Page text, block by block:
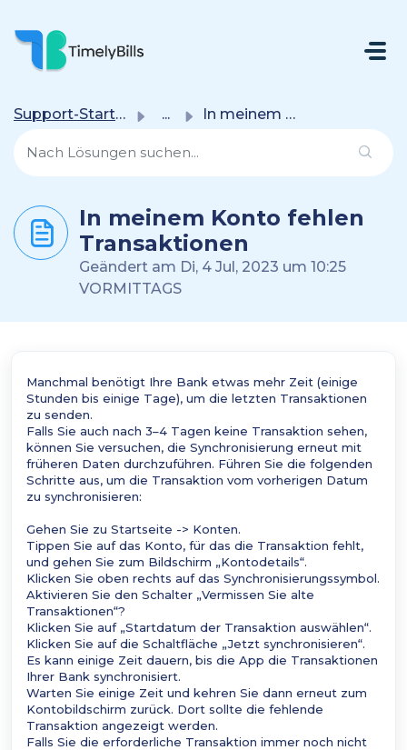
Zum Hauptsächlichen Inhalt Gehen
Support-Startseite ... In meinem Konto fehlen Transaktionen
In meinem Konto fehlen
Transaktionen
Geändert am Di, 4 Jul, 2023 um 10:25
VORMITTAGS
Manchmal benötigt Ihre Bank etwas mehr Zeit (einige
Stunden bis einige Tage), um die letzten Transaktionen
zu senden.
Falls Sie auch nach 3–4 Tagen keine Transaktion sehen,
können Sie versuchen, die Synchronisierung erneut mit
früheren Daten durchzuführen. Führen Sie die folgenden
Schritte aus, um die Transaktion vom vorherigen Datum
zu synchronisieren:
Gehen Sie zu Startseite -> Konten.
Tippen Sie auf das Konto, für das die Transaktion fehlt,
und gehen Sie zum Bildschirm „Kontodetails“.
Klicken Sie oben rechts auf das Synchronisierungssymbol.
Aktivieren Sie den Schalter „Vermissen Sie alte
Transaktionen“?
Klicken Sie auf „Startdatum der Transaktion auswählen“.
Klicken Sie auf die Schaltfläche „Jetzt synchronisieren“.
Es kann einige Zeit dauern, bis die App die Transaktionen
Ihrer Bank synchronisiert.
Warten Sie einige Zeit und kehren Sie dann erneut zum
Kontobildschirm zurück. Dort sollte die fehlende
Transaktion angezeigt werden.
Falls Sie die erforderliche Transaktion immer noch nicht